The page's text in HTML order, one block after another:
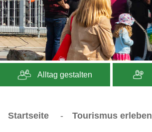
Alltag gestalten
Startseite - Tourismus erleben